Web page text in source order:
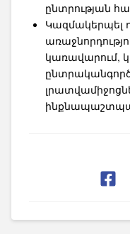
ընտրության
Կազմակերպել
կառավարում,